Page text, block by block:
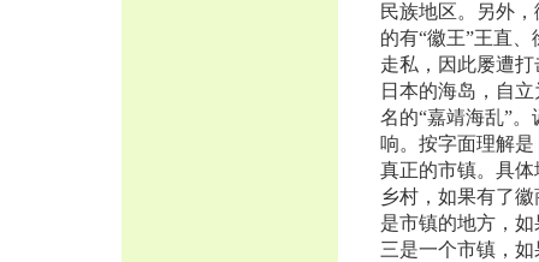
民族地区。另外
的有“徽王”王直
走私，因此屡遭
日本的海岛，自
名的“嘉靖海乱”
响。按字面理解
真正的市镇。具
乡村，如果有了
是市镇的地方，
三是一个市镇，